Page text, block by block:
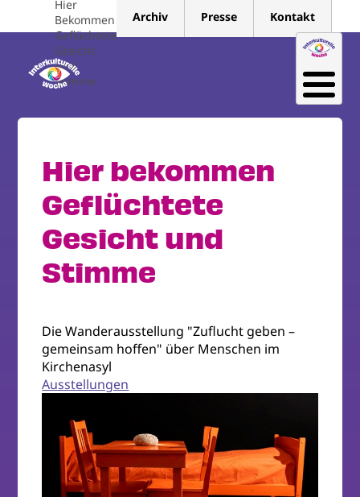
Hier
Bekommen
Geflüchtete
Gesicht
und
Stimme
Archiv Presse Kontakt
Hier bekommen
Geflüchtete
Gesicht und
Stimme
Die Wanderausstellung "Zuflucht geben –
gemeinsam hoffen" über Menschen im
Kirchenasyl
Ausstellungen